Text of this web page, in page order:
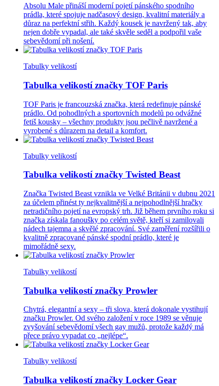
Absolu Male přináší moderní pojetí pánského spodního
prádla, které spojuje nadčasový design, kvalitní materiály a
důraz na perfektní střih. Každý kousek je navržený tak, aby
nejen dobře vypadal, ale také skvěle seděl a podpořil vaše
sebevědomí při nošení.
Tabulky velikostí
Tabulka velikostí značky TOF Paris
TOF Paris je francouzská značka, která redefinuje pánské
prádlo. Od pohodlných a sportovních modelů po odvážné
fetiš kousky – všechny produkty jsou pečlivě navržené a
vyrobené s důrazem na detail a komfort.
Tabulky velikostí
Tabulka velikostí značky Twisted Beast
Značka Twisted Beast vznikla ve Velké Británii v dubnu 2021
za účelem přinést ty nejkvalitnější a nejpohodlnější hračky
netradičního pojetí na evropský trh. Již během prvního roku si
značka získala fanoušky po celém světě, kteří si zamilovali
nádech tajemna a skvělé zpracování. Své zaměření rozšířili o
kvalitně zpracované pánské spodní prádlo, které je
mimořádně sexy.
Tabulky velikostí
Tabulka velikostí značky Prowler
Chytrá, elegantní a sexy – tři slova, která dokonale vystihují
značku Prowler. Od svého založení v roce 1989 se věnuje
zvyšování sebevědomí všech gay mužů, protože každý má
přece právo vypadat co „nejlépe“.
Tabulky velikostí
Tabulka velikostí značky Locker Gear